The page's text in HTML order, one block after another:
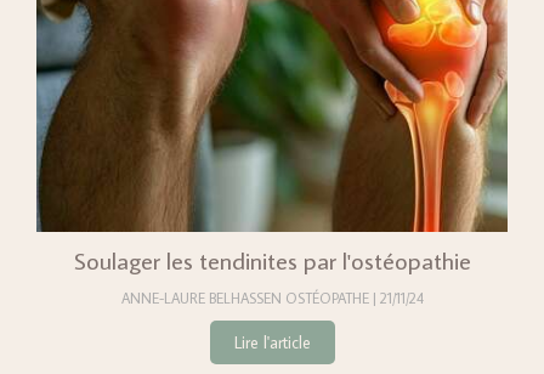
Soulager les tendinites par l'ostéopathie
ANNE-LAURE BELHASSEN OSTÉOPATHE 21/11/24
Lire l'article